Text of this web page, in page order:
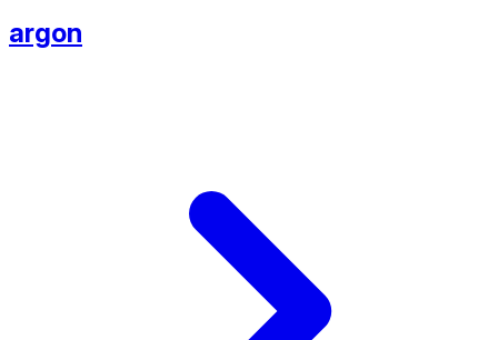
argon